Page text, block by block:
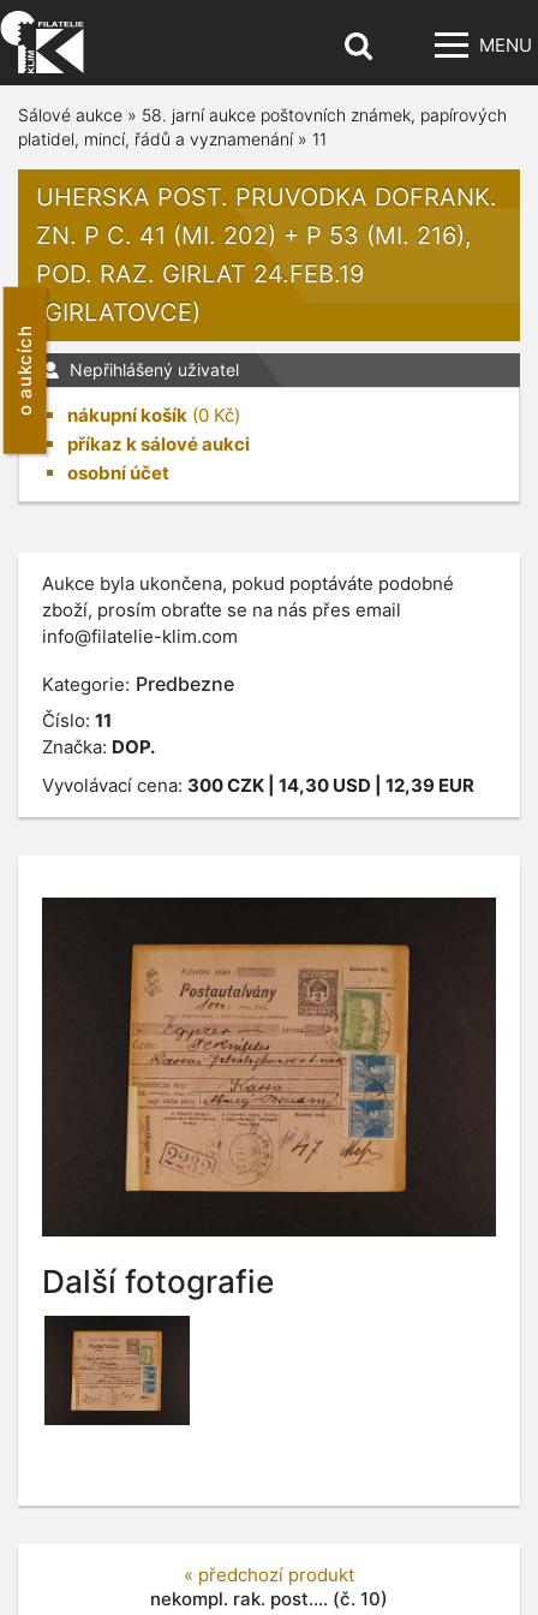
MENU
o aukcích
Sálové aukce » 58. jarní aukce poštovních známek, papírových
platidel, mincí, řádů a vyznamenání» 11
UHERSKA POST. PRUVODKA DOFRANK.
ZN. P C. 41 (MI. 202) + P 53 (MI. 216),
POD. RAZ. GIRLAT 24.FEB.19
(GIRLATOVCE)
Nepřihlášený uživatel
nákupní košík (0 Kč)
příkaz k sálové aukci
osobní účet
Aukce byla ukončena, pokud poptáváte podobné
zboží, prosím obraťte se na nás přes email
info@filatelie-klim.com
Kategorie: Predbezne
Číslo: 11
Značka: DOP.
Vyvolávací cena: 300CZK | 14,30 USD | 12,39 EUR
Další fotografie
« předchozí produkt
nekompl. rak. post.... (č. 10)